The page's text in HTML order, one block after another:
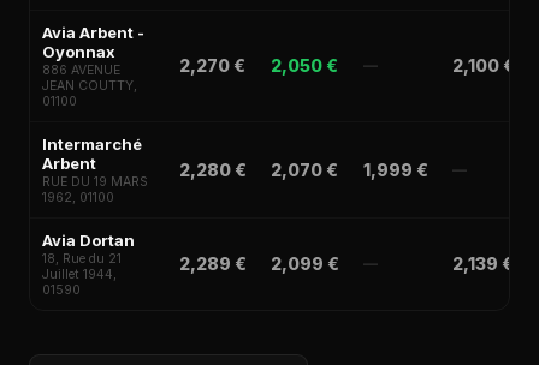
Avia Arbent -
Oyonnax
886 AVENUE
JEAN COUTTY,
01100
2,270 € 2,050 € — 2,100 €
Intermarché
Arbent
RUE DU 19 MARS
1962, 01100
2,280 € 2,070 € 1,999 € —
Avia Dortan
18, Rue du 21
Juillet 1944,
01590
2,289 € 2,099 € — 2,139 €